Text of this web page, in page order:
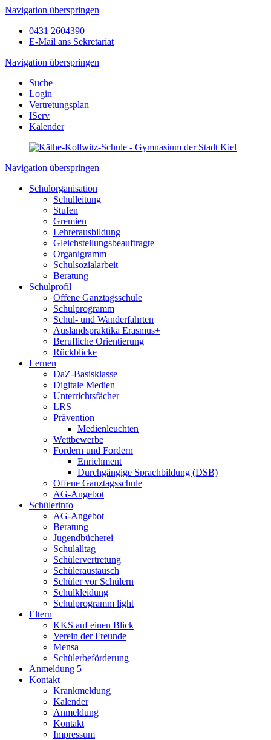
Navigation überspringen
0431 2604390
E-Mail ans Sekretariat
Navigation überspringen
Suche
Login
Vertretungsplan
IServ
Kalender
Navigation überspringen
Schulorganisation
Schulleitung
Stufen
Gremien
Lehrerausbildung
Gleichstellungsbeauftragte
Organigramm
Schulsozialarbeit
Beratung
Schulprofil
Offene Ganztagsschule
Schulprogramm
Schul- und Wanderfahrten
Auslandspraktika Erasmus+
Berufliche Orientierung
Rückblicke
Lernen
DaZ-Basisklasse
Digitale Medien
Unterrichtsfächer
LRS
Prävention
Medienleuchten
Wettbewerbe
Fördern und Fordern
Enrichment
Durchgängige Sprachbildung (DSB)
Offene Ganztagsschule
AG-Angebot
Schülerinfo
AG-Angebot
Beratung
Jugendbücherei
Schulalltag
Schülervertretung
Schüleraustausch
Schüler vor Schülern
Schulkleidung
Schulprogramm light
Eltern
KKS auf einen Blick
Verein der Freunde
Mensa
Schülerbeförderung
Anmeldung 5
Kontakt
Krankmeldung
Kalender
Anmeldung
Kontakt
Impressum